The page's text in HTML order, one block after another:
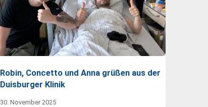
Robin, Concetto und Anna grüßen aus der
Duisburger Klinik
30. November 2025